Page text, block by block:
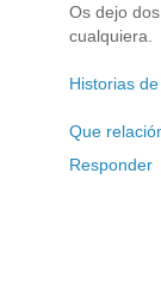
Os dejo
cualquiera.
Historias
Que
Responder